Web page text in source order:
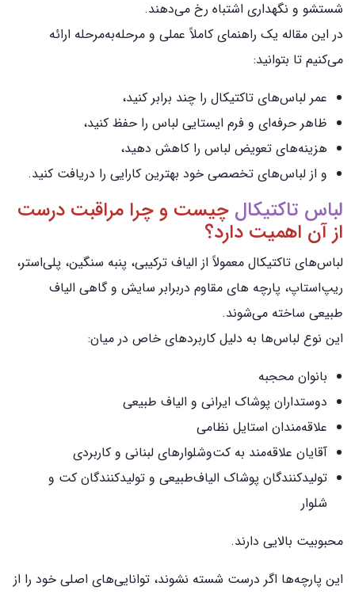
شستشو و نگهداری اشتباه رخ می‌دهند.
در این مقاله یک راهنمای کاملاً عملی و مرحله‌به‌مرحله ارائه
می‌کنیم تا بتوانید:
عمر لباس‌های تاکتیکال را چند برابر کنید،
ظاهر حرفه‌ای و فرم ایستایی لباس را حفظ کنید،
هزینه‌های تعویض لباس را کاهش دهید،
و از لباس‌های تخصصی خود بهترین کارایی را دریافت کنید.
لباس تاکتیکال چیست و چرا مراقبت درست
از آن اهمیت دارد؟
لباس‌های تاکتیکال معمولاً از الیاف ترکیبی، پنبه سنگین، پلی‌استر،
ریپ‌استاپ، پارچه‌ های مقاوم دربرابر سایش و گاهی الیاف
طبیعی ساخته می‌شوند.
این نوع لباس‌ها به دلیل کاربردهای خاص در میان:
بانوان محجبه
دوستداران پوشاک ایرانی و الیاف طبیعی
علاقه‌مندان استایل نظامی
آقایان علاقه‌مند به کت‌وشلوارهای لبنانی و کاربردی
تولیدکنندگان پوشاک الیاف‌طبیعی و تولیدکنندگان کت و
شلوار
محبوبیت بالایی دارند.
این پارچه‌ها اگر درست شسته نشوند، توانایی‌های اصلی خود را از